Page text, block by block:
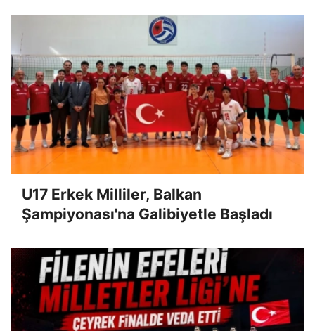
U17 Erkek Milliler, Balkan
Şampiyonası'na Galibiyetle Başladı